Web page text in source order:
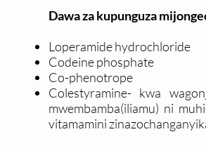
Dawa za kupunguza
Loperamide hydrochloride
Codeine phosphate
Co-phenotrope
Colestyramine- kwa
mwembamba(iliamu) ni
vitamamini